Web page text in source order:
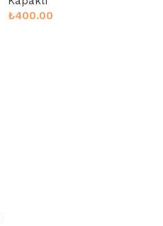
₺400.00